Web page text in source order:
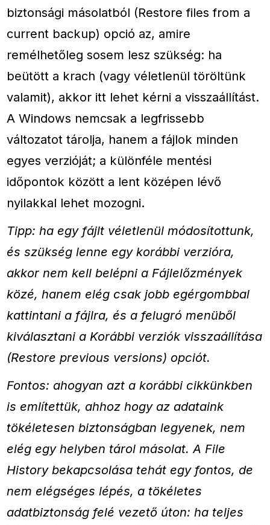
biztonsági másolatból (Restore files from a
current backup) opció az, amire
remélhetőleg sosem lesz szükség: ha
beütött a krach (vagy véletlenül töröltünk
valamit), akkor itt lehet kérni a visszaállítást.
A Windows nemcsak a legfrissebb
változatot tárolja, hanem a fájlok minden
egyes verzióját; a különféle mentési
időpontok között a lent középen lévő
nyilakkal lehet mozogni.
Tipp: ha egy fájlt véletlenül módosítottunk,
és szükség lenne egy korábbi verzióra,
akkor nem kell belépni a Fájlelőzmények
közé, hanem elég csak jobb egérgombbal
kattintani a fájlra, és a felugró menüből
kiválasztani a Korábbi verziók visszaállítása
(Restore previous versions) opciót.
Fontos: ahogyan azt a korábbi cikkünkben
is említettük, ahhoz hogy az adataink
tökéletesen biztonságban legyenek, nem
elég egy helyben tárol másolat. A File
History bekapcsolása tehát egy fontos, de
nem elégséges lépés, a tökéletes
adatbiztonság felé vezető úton: ha teljes